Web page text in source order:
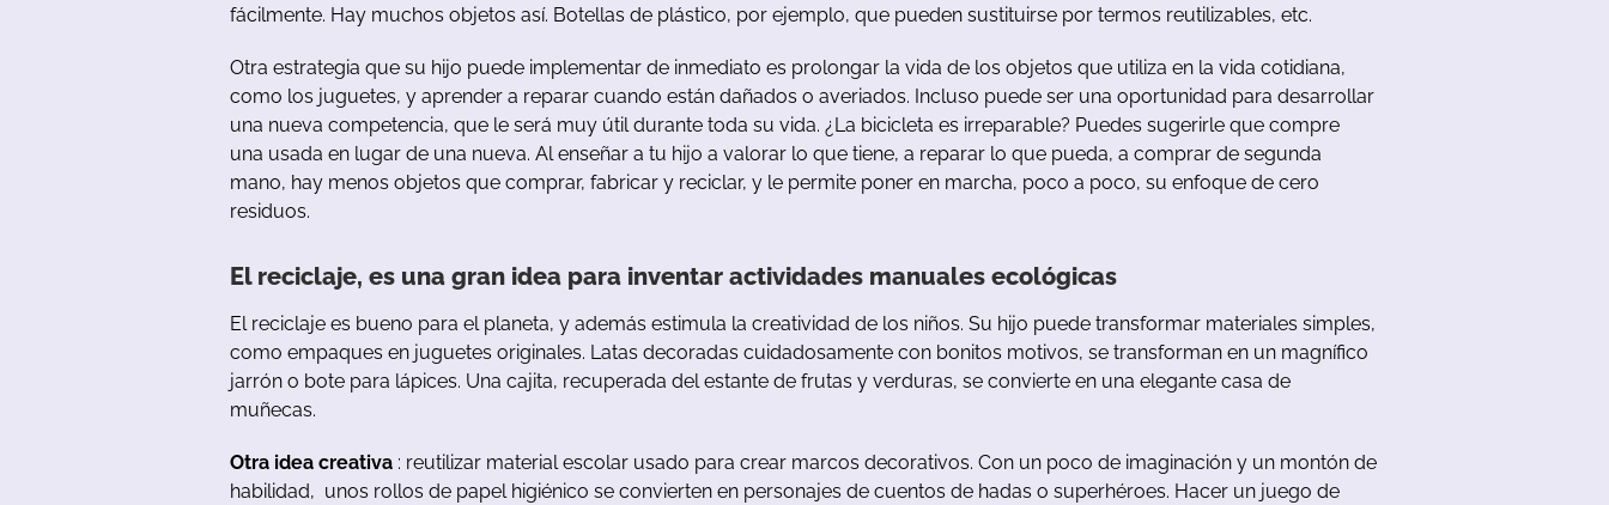
fácilmente. Hay muchos objetos así. Botellas de plástico, por ejemplo, que pueden sustituirse por termos reutilizables, etc.
Otra estrategia que su hijo puede implementar de inmediato es prolongar la vida de los objetos que utiliza en la vida cotidiana,
como los juguetes, y aprender a reparar cuando están dañados o averiados. Incluso puede ser una oportunidad para desarrollar
una nueva competencia, que le será muy útil durante toda su vida. ¿La bicicleta es irreparable? Puedes sugerirle que compre
una usada en lugar de una nueva. Al enseñar a tu hijo a valorar lo que tiene, a reparar lo que pueda, a comprar de segunda
mano, hay menos objetos que comprar, fabricar y reciclar, y le permite poner en marcha, poco a poco, su enfoque de cero
residuos.
El reciclaje, es una gran idea para inventar actividades manuales ecológicas
El reciclaje es bueno para el planeta, y además estimula la creatividad de los niños. Su hijo puede transformar materiales simples,
como empaques en juguetes originales. Latas decoradas cuidadosamente con bonitos motivos, se transforman en un magnífico
jarrón o bote para lápices. Una cajita, recuperada del estante de frutas y verduras, se convierte en una elegante casa de
muñecas.
Otra idea creativa : reutilizar material escolar usado para crear marcos decorativos. Con un poco de imaginación y un montón de
habilidad, unos rollos de papel higiénico se convierten en personajes de cuentos de hadas o superhéroes. Hacer un juego de